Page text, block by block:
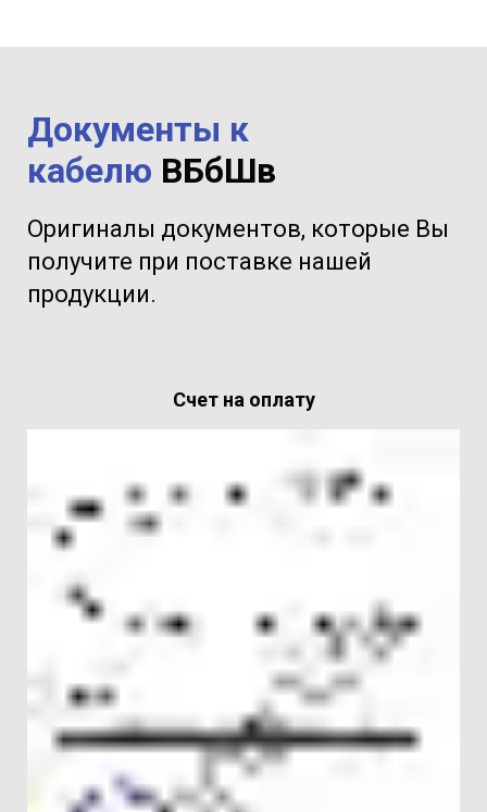
Документы к
кабелю ВБбШв
Оригиналы документов, которые Вы
получите при поставке нашей
продукции.
Счет на оплату